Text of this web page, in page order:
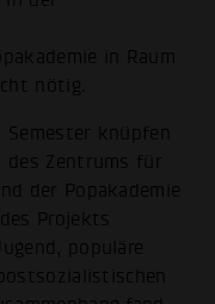
in Raum
nötig.
Semester knüpfen
des Zentrums für
der Popakademie
Projekts
populäre